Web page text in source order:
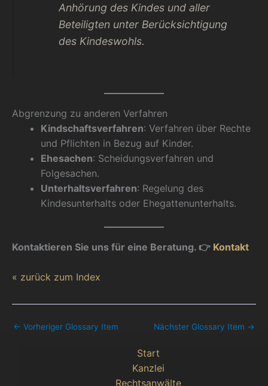
Anhörung des Kindes und aller
Beteiligten unter Berücksichtigung
des Kindeswohls.
Abgrenzung zu anderen Verfahren
Kindschaftsverfahren: Verfahren über Rechte
und Pflichten in Bezug auf Kinder.
Ehesachen: Scheidungsverfahren und
Folgesachen.
Unterhaltsverfahren: Regelung des
Kindesunterhalts oder Ehegattenunterhalts.
Kontaktieren Sie uns für eine Beratung. 👉 Kontakt
« zurück zum Index
← Vorheriger Glossary Item Nächster Glossary Item →
Start
Kanzlei
Rechtsanwälte